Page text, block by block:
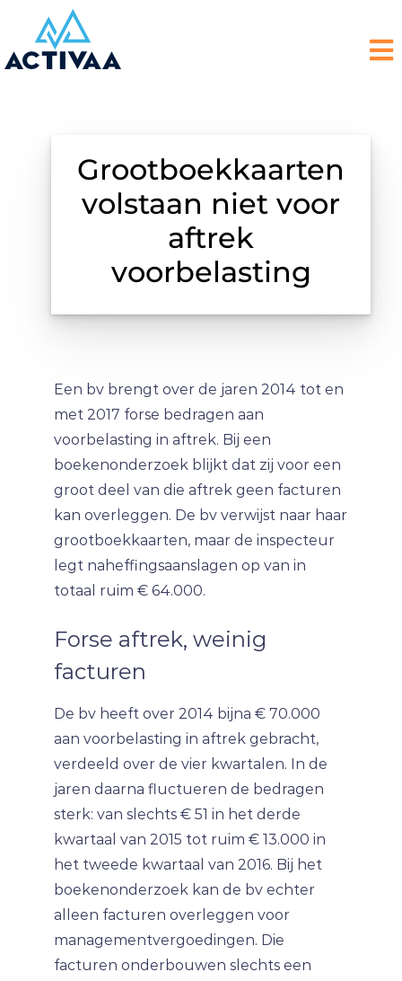
Grootboekkaarten
volstaan niet voor
aftrek
voorbelasting
Een bv brengt over de jaren 2014 tot en
met 2017 forse bedragen aan
voorbelasting in aftrek. Bij een
boekenonderzoek blijkt dat zij voor een
groot deel van die aftrek geen facturen
kan overleggen. De bv verwijst naar haar
grootboekkaarten, maar de inspecteur
legt naheffingsaanslagen op van in
totaal ruim € 64.000.
Forse aftrek, weinig
facturen
De bv heeft over 2014 bijna € 70.000
aan voorbelasting in aftrek gebracht,
verdeeld over de vier kwartalen. In de
jaren daarna fluctueren de bedragen
sterk: van slechts € 51 in het derde
kwartaal van 2015 tot ruim € 13.000 in
het tweede kwartaal van 2016. Bij het
boekenonderzoek kan de bv echter
alleen facturen overleggen voor
managementvergoedingen. Die
facturen onderbouwen slechts een